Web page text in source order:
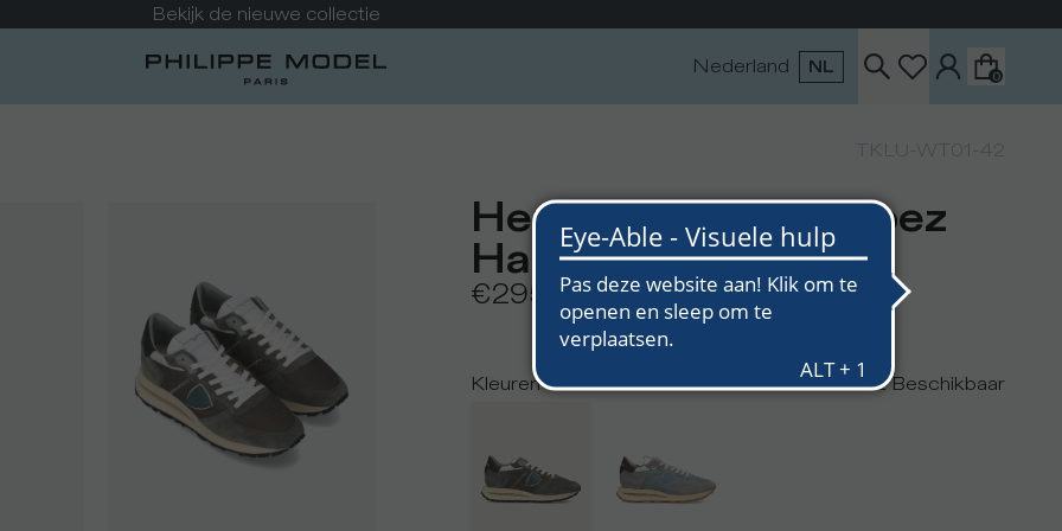
Bekijk de nieuwe collectie
Nederland NL 0
Herensneakers Tropez
Haute, Legergroen
€295
Kleuren 2Beschikbaar